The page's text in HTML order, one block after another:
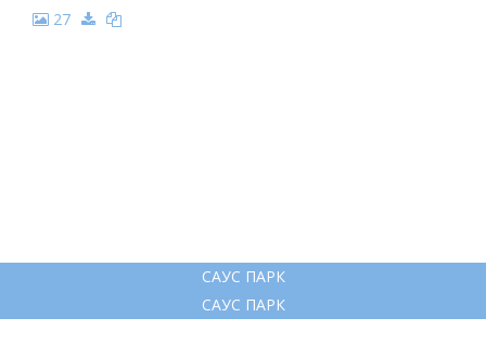
27
САУС ПАРК
САУС ПАРК